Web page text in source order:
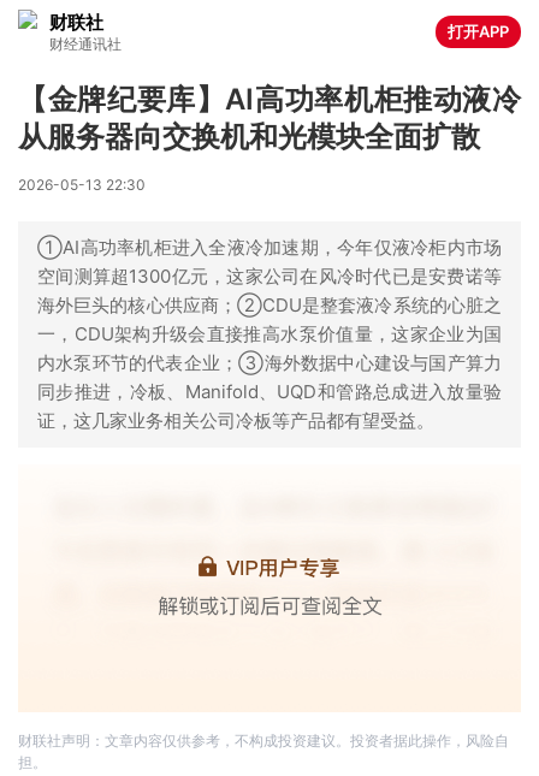
财联社
财经通讯社
打开APP
【金牌纪要库】AI高功率机柜推动液冷
从服务器向交换机和光模块全面扩散
2026-05-13 22:30
①AI高功率机柜进入全液冷加速期，今年仅液冷柜内市场
空间测算超1300亿元，这家公司在风冷时代已是安费诺等
海外巨头的核心供应商；②CDU是整套液冷系统的心脏之
一，CDU架构升级会直接推高水泵价值量，这家企业为国
内水泵环节的代表企业；③海外数据中心建设与国产算力
同步推进，冷板、Manifold、UQD和管路总成进入放量验
证，这几家业务相关公司冷板等产品都有望受益。
财联社声明：文章内容仅供参考，不构成投资建议。投资者据此操作，风险自
担。